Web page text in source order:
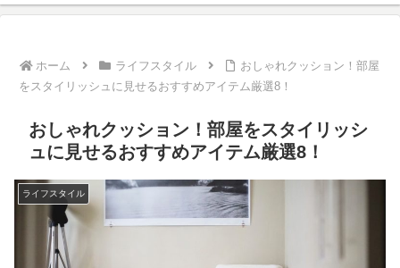
ホーム ライフスタイル
おしゃれクッション！部屋
をスタイリッシュに見せるおすすめアイテム厳選8！
おしゃれクッション！部屋をスタイリッシ
ュに見せるおすすめアイテム厳選8！
ライフスタイル